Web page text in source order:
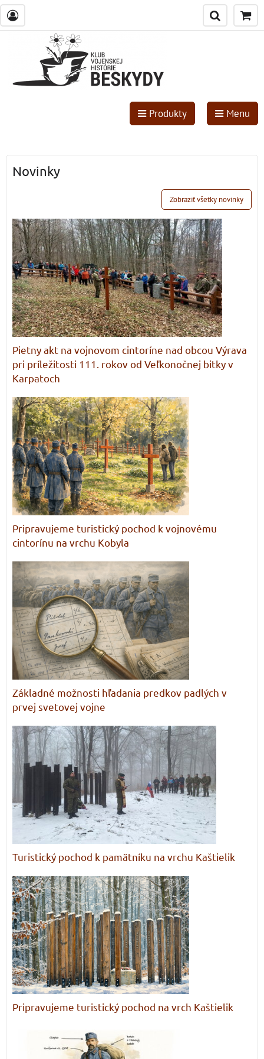
Produkty Menu
Novinky
Pietny akt na vojnovom cintoríne nad obcou Výrava
pri príležitosti 111. rokov od Veľkonočnej bitky v
Karpatoch
Pripravujeme turistický pochod k vojnovému
cintorínu na vrchu Kobyla
Základné možnosti hľadania predkov padlých v
prvej svetovej vojne
Turistický pochod k pamätníku na vrchu Kaštielik
Pripravujeme turistický pochod na vrch Kaštielik
Zobraziť všetky novinky